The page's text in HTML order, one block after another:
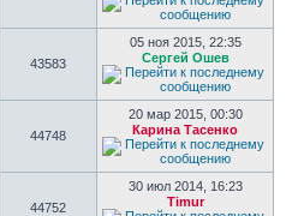
43583
05 ноя 2015, 22:35
Сергей Ошев
44748
20 мар 2015, 00:30
Карина Тасенко
44752
30 июл 2014, 16:23
Timur